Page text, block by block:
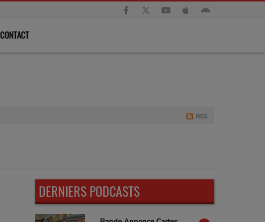
CONTACT
RSS
DERNIERS PODCASTS